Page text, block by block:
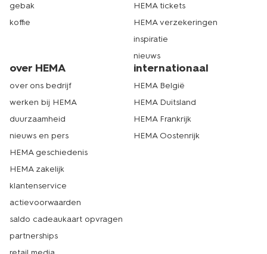
gebak
koffie
HEMA tickets
HEMA verzekeringen
inspiratie
nieuws
over HEMA
over ons bedrijf
werken bij HEMA
duurzaamheid
nieuws en pers
HEMA geschiedenis
HEMA zakelijk
klantenservice
actievoorwaarden
saldo cadeaukaart opvragen
partnerships
internationaal
HEMA België
HEMA Duitsland
HEMA Frankrijk
HEMA Oostenrijk